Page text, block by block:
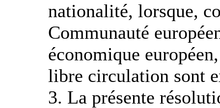
nationalité, lorsque,
Communauté
économique
libre circulation sont
3. La présente